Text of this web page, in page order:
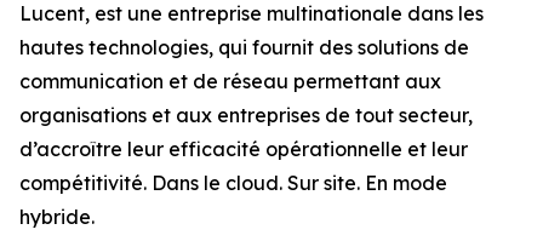
Lucent, est une entreprise multinationale dans les
hautes technologies, qui fournit des solutions de
communication et de réseau permettant aux
organisations et aux entreprises de tout secteur,
d’accroître leur efficacité opérationnelle et leur
compétitivité. Dans le cloud. Sur site. En mode
hybride.